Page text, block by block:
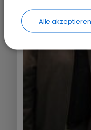
Alle akzeptieren